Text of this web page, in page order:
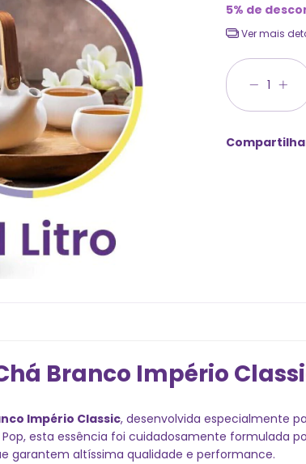
5% de
Ver mais
Branco Império
Império Classic, desenvolvida especialmente
esta essência foi cuidadosamente formulada
garantem altíssima qualidade e performance.